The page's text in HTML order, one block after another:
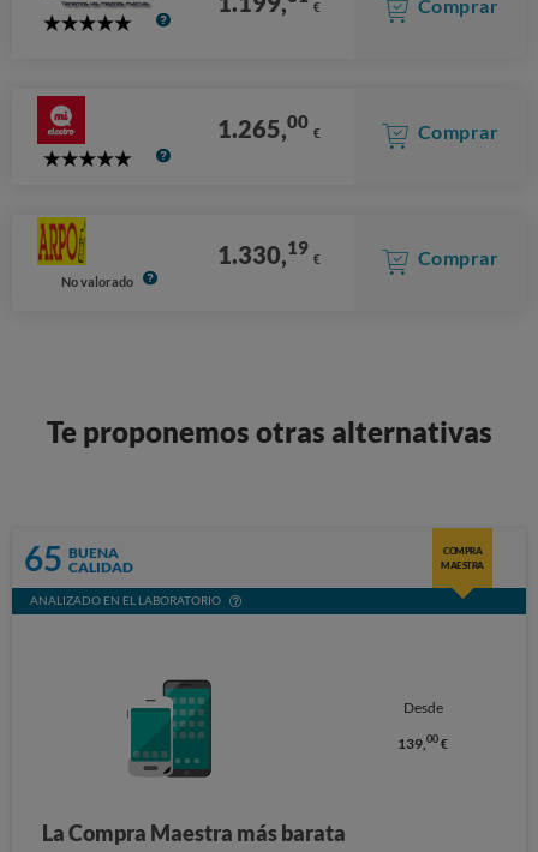
5
€ Comprar
5
1.265,00 € Comprar
No valorado
1.330,19 € Comprar
Te proponemos otras alternativas
65 BUENA
CALIDAD
COMPRA
MAESTRA
ANALIZADO EN EL LABORATORIO
Desde
139,00 €
La Compra Maestra más barata